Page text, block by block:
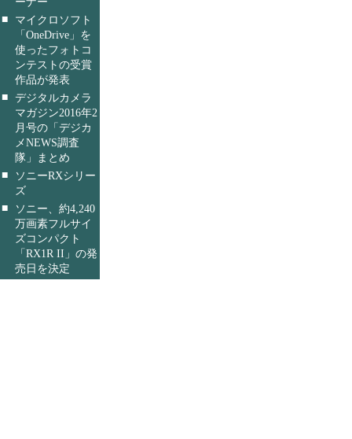
■
マイクロソフト
「OneDrive」を
使ったフォトコ
ンテストの受賞
作品が発表
■ デジタルカメラ
マガジン2016年2
月号の「デジカ
メNEWS調査
隊」まとめ
■
ソニーRXシリー
ズ
■
ソニー、約4,240
万画素フルサイ
ズコンパクト
「RX1R II」の発
売日を決定